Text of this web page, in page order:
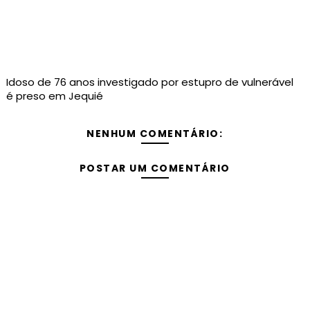
Idoso de 76 anos investigado por estupro de vulnerável
é preso em Jequié
NENHUM COMENTÁRIO:
POSTAR UM COMENTÁRIO